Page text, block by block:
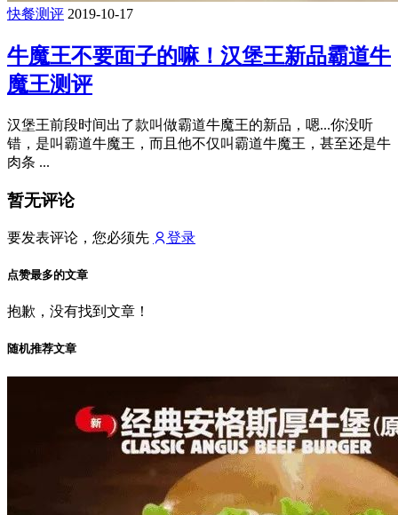
快餐测评 2019-10-17
牛魔王不要面子的嘛！汉堡王新品霸道牛
魔王测评
汉堡王前段时间出了款叫做霸道牛魔王的新品，嗯...你没听
错，是叫霸道牛魔王，而且他不仅叫霸道牛魔王，甚至还是牛
肉条 ...
暂无评论
要发表评论，您必须先 登录
点赞最多的文章
抱歉，没有找到文章！
随机推荐文章